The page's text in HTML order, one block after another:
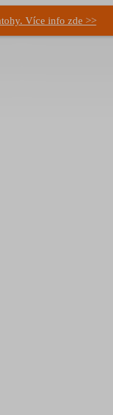
Více info zde >>